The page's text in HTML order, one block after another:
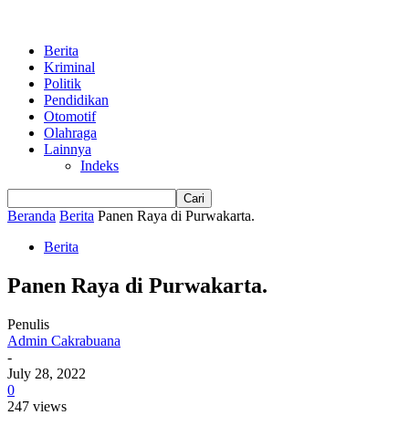
Berita
Kriminal
Politik
Pendidikan
Otomotif
Olahraga
Lainnya
Indeks
Beranda Berita Panen Raya di Purwakarta.
Berita
Panen Raya di Purwakarta.
Penulis
Admin Cakrabuana
-
July 28, 2022
0
247 views